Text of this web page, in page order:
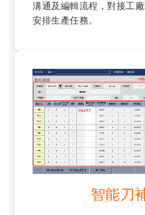
溝通及編輯流程，對接工
安排生產任務。
智能刀